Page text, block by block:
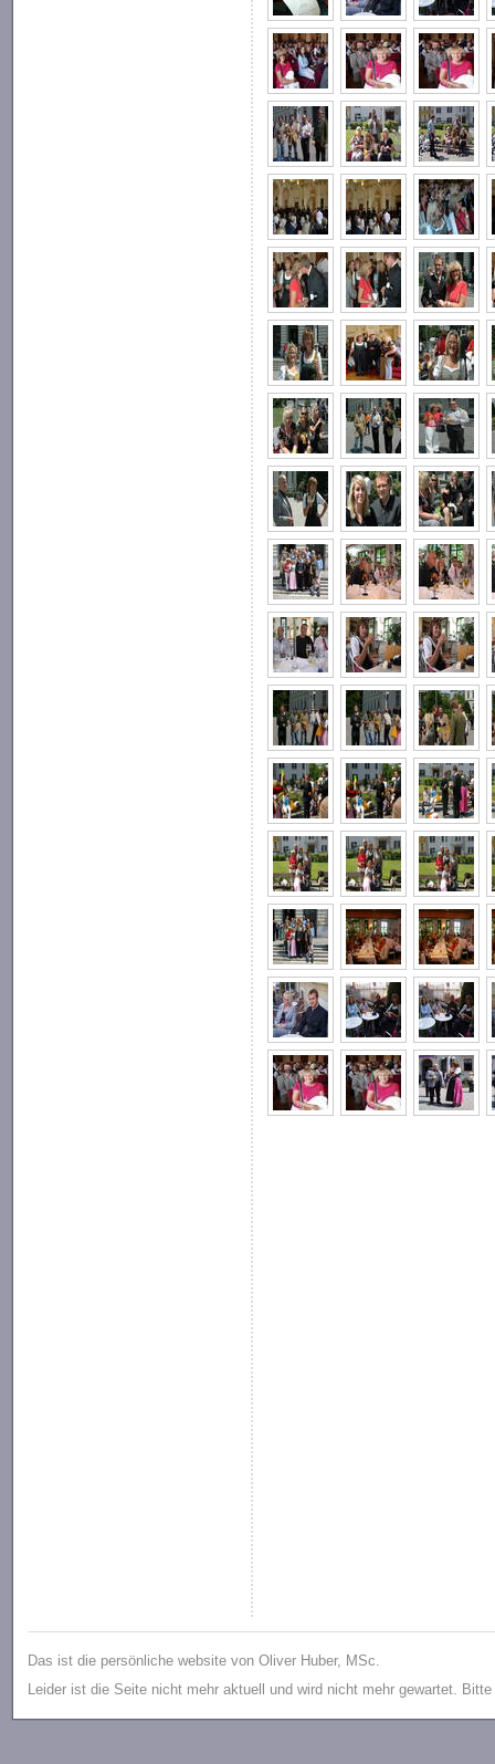
Das ist die persönliche website von Oliver Huber, MSc.
Leider ist die Seite nicht mehr aktuell und wird nicht mehr gewartet.